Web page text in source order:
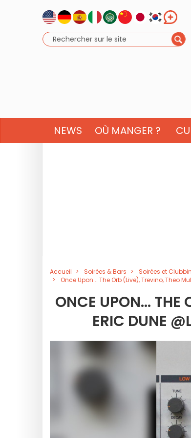
NEWS OÙ MANGER ?
Accueil Soirées & Bars
Soirées et
Once Upon... The Orb (Live), Trevino, Theo
ONCE UPON... THE
ERIC DUNE